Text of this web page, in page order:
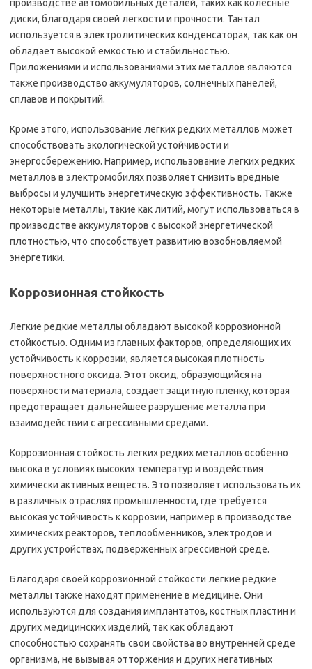
производстве автомобильных деталей, таких как колесные
диски, благодаря своей легкости и прочности. Тантал
используется в электролитических конденсаторах, так как он
обладает высокой емкостью и стабильностью.
Приложениями и использованиями этих металлов являются
также производство аккумуляторов, солнечных панелей,
сплавов и покрытий.
Кроме этого, использование легких редких металлов может
способствовать экологической устойчивости и
энергосбережению. Например, использование легких редких
металлов в электромобилях позволяет снизить вредные
выбросы и улучшить энергетическую эффективность. Также
некоторые металлы, такие как литий, могут использоваться в
производстве аккумуляторов с высокой энергетической
плотностью, что способствует развитию возобновляемой
энергетики.
Коррозионная стойкость
Легкие редкие металлы обладают высокой коррозионной
стойкостью. Одним из главных факторов, определяющих их
устойчивость к коррозии, является высокая плотность
поверхностного оксида. Этот оксид, образующийся на
поверхности материала, создает защитную пленку, которая
предотвращает дальнейшее разрушение металла при
взаимодействии с агрессивными средами.
Коррозионная стойкость легких редких металлов особенно
высока в условиях высоких температур и воздействия
химически активных веществ. Это позволяет использовать их
в различных отраслях промышленности, где требуется
высокая устойчивость к коррозии, например в производстве
химических реакторов, теплообменников, электродов и
других устройствах, подверженных агрессивной среде.
Благодаря своей коррозионной стойкости легкие редкие
металлы также находят применение в медицине. Они
используются для создания имплантатов, костных пластин и
других медицинских изделий, так как обладают
способностью сохранять свои свойства во внутренней среде
организма, не вызывая отторжения и других негативных